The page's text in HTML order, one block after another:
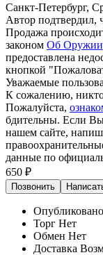
Санкт-Петербург,
Автор подтвердил,
Продажа
законом Об Оружии
предоставлена
кнопкой
Уважаемые
К сожалению, никто
Пожалуйста,
бдительны. Если
нашем сайте,
данные по
650 ₽
Позвонить
Опубликовано
Торг Нет
Обмен Нет
Доставка